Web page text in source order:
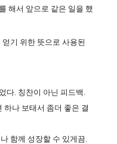
해서 앞으로 같은 일을 했
기 위한 뜻으로 사용된
다. 칭찬이 아닌 피드백.
하나 보태서 좀더 좋은 결
함께 성장할 수 있게끔.